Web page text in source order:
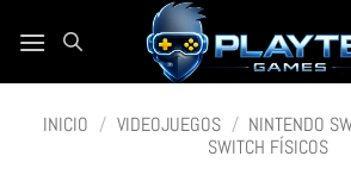
INICIO / VIDEOJUEGOS / NINTENDO
SWITCH FÍSICOS